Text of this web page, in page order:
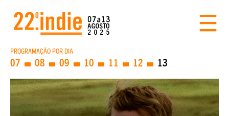
PROGRAMAÇÃO POR DIA
07 08 09 10 11 12 13